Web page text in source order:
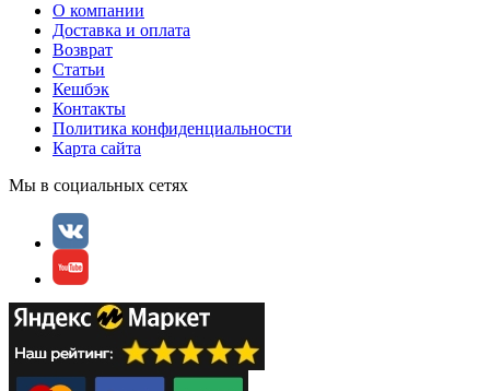
О компании
Доставка и оплата
Возврат
Статьи
Кешбэк
Контакты
Политика конфиденциальности
Карта сайта
Мы в социальных сетях